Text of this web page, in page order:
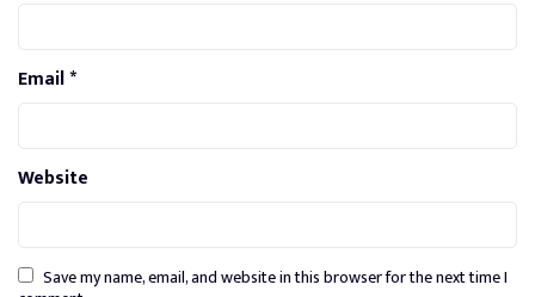
Email*
Website
Save my name, email, and website in this browser for the next time I